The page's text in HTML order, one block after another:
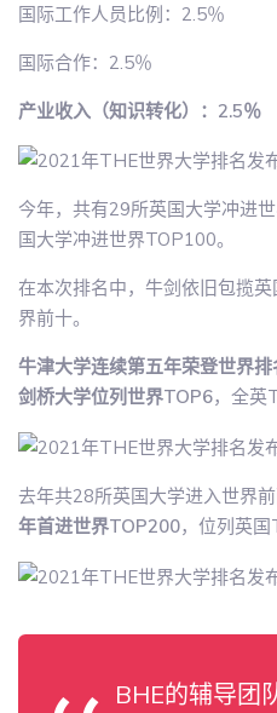
国际工作人员比例：2.5％
国际合作：2.5％
产业收入（知识转化）：2.5％
今年，共有29所英国大学冲进
国大学冲进世界TOP100。
在本次排名中，牛剑依旧包揽
界前十。
牛津大学连续第五年荣登世界排
剑桥大学位列世界TOP6，全英
去年共28所英国大学进入世界前
年首进世界TOP200，位列英国
BHE的辅导团